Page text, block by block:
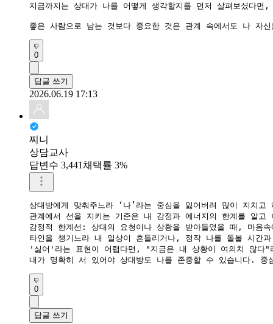
지금까지는 상대가 나를 어떻게 생각할지를 먼저 살펴보셨다
0
답글 쓰기
2026.06.19 17:13
찌니
상담교사
답변수 3,441 채택률 3%
상대방에게 맞춰주느라 ‘나’라는 중심을 잃어버려 많이 지치
관계에서 선을 지키는 기준은 내 감정과 에너지의 한계를 알고
감정적 한계선: 상대의 요청이나 상황을 받아들였을 때, 마
타인을 챙기느라 내 일상이 흔들리거나, 정작 나를 돌볼 시간
​'싫어'라는 표현이 어렵다면, "지금은 내 상황이 여의치 않다"
내가 명확히 서 있어야 상대방도 나를 존중할 수 있습니다.
0
답글 쓰기